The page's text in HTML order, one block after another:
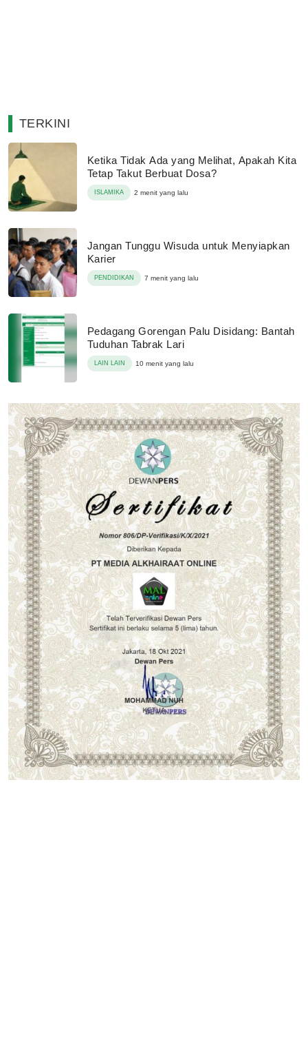
TERKINI
Ketika Tidak Ada yang Melihat, Apakah Kita
Tetap Takut Berbuat Dosa?
ISLAMIKA 2 menit yang lalu
Jangan Tunggu Wisuda untuk Menyiapkan
Karier
PENDIDIKAN 7 menit yang lalu
Pedagang Gorengan Palu Disidang: Bantah
Tuduhan Tabrak Lari
LAIN LAIN 10 menit yang lalu